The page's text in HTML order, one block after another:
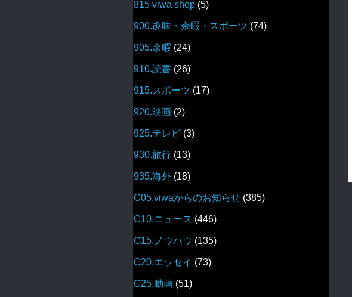
815 viwa shop (5)
900.趣味・余暇・スポーツ (74)
905.余暇 (24)
910.読書 (26)
915.スポーツ (17)
920.映画 (2)
925.テレビ (3)
930.旅行 (13)
935.海外 (18)
C05.viwaからのお知らせ (385)
C10.ニュース (446)
C15.ノウハウ (135)
C20.エッセイ (73)
C25.動画 (51)